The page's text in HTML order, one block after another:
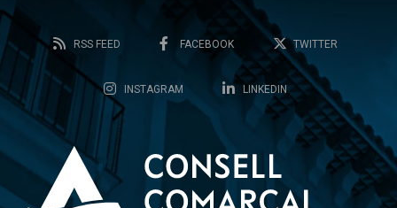
RSS FEED FACEBOOK TWITTER
INSTAGRAM LINKEDIN